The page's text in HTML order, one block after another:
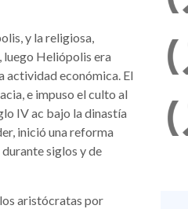
y la religiosa,
luego Heliópolis era
actividad económica. El
e impuso el culto al
IV ac bajo la dinastía
inició una reforma
siglos y de
aristócratas por